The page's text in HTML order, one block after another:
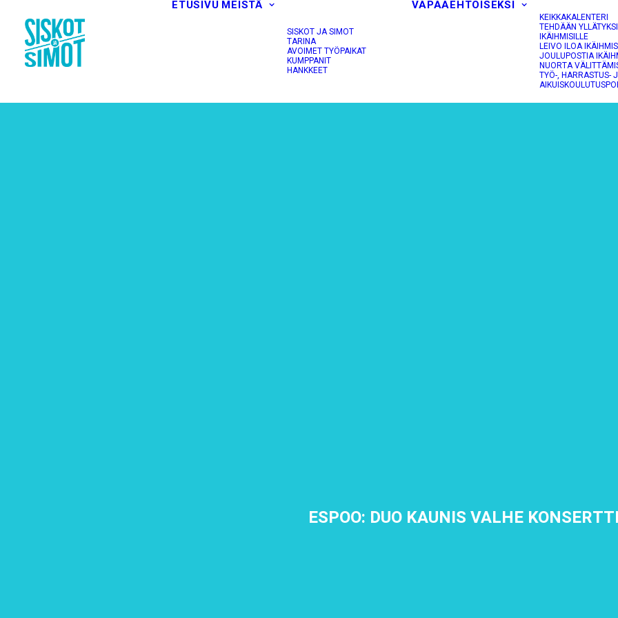
ETUSIVU MEISTÄ
SISKOT JA SIMOT
TARINA
AVOIMET TYÖPAIKAT
KUMPPANIT
HANKKEET
VAPAAEHTOISEKSI
KEIKKAKALENTERI
TEHDÄÄN
IKÄIHMISILLE
LEIVO ILOA
JOULUPOSTIA
NUORTA
TYÖ-, HARRASTUS-
ESPOO: DUO KAUNIS VALHE